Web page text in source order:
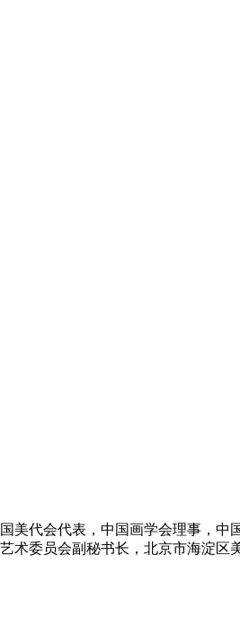
代会代表，中国画学会理事，
委员会副秘书长，北京市海淀